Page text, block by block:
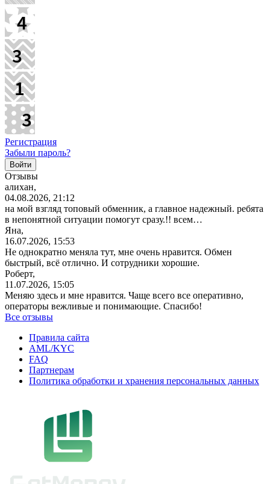
Регистрация
Забыли пароль?
Отзывы
алихан,
04.08.2026, 21:12
на мой взгляд топовый обменник, а главное надежный. ребята
в непонятной ситуации помогут сразу.!! всем…
Яна,
16.07.2026, 15:53
Не однократно меняла тут, мне очень нравится. Обмен
быстрый, всё отлично. И сотрудники хорошие.
Роберт,
11.07.2026, 15:05
Меняю здесь и мне нравится. Чаще всего все оперативно,
операторы вежливые и понимающие. Спасибо!
Все отзывы
Правила сайта
AML/KYC
FAQ
Партнерам
Политика обработки и хранения персональных данных